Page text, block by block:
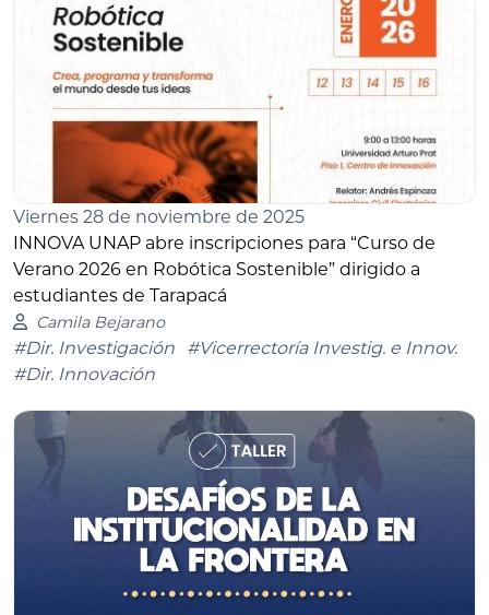
Viernes 28 de noviembre de 2025
INNOVA UNAP abre inscripciones para “Curso de
Verano 2026 en Robótica Sostenible” dirigido a
estudiantes de Tarapacá
Camila Bejarano
#Dir. Investigación
#Vicerrectoría Investig. e Innov.
#Dir. Innovación